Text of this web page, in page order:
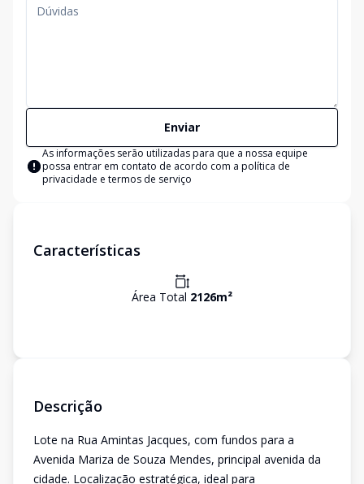
Enviar
As informações serão utilizadas para que a nossa equipe
possa entrar em contato de acordo com a política de
privacidade e termos de serviço
Características
Área Total 2126m²
Descrição
Lote na Rua Amintas Jacques, com fundos para a
Avenida Mariza de Souza Mendes, principal avenida da
cidade. Localização estratégica, ideal para